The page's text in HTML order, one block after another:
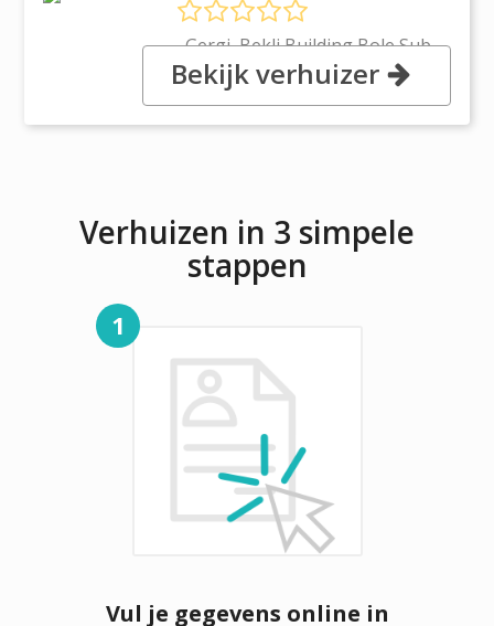
, Gergi, Bekli Building Bole Sub
City House no.542/3A, 87111
Gergi, Addis Ababa
Bekijk verhuizer
Verhuizen in 3 simpele
stappen
1
Vul je gegevens online in